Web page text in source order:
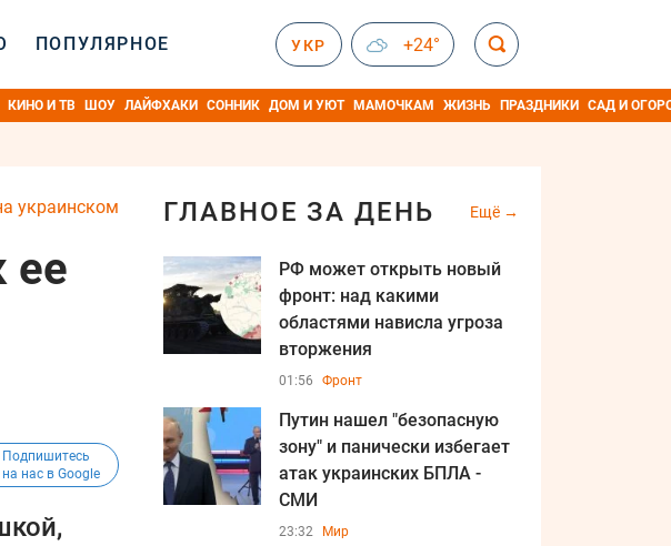
ПОПУЛЯРНОЕ УКР +24°
КИНО И ТВ ШОУ ЛАЙФХАКИ СОННИК ДОМ И УЮТ МАМОЧКАМ ЖИЗНЬ ПРАЗДНИКИ САД И
украинском
ее
Подпишитесь
на нас в Google
ГЛАВНОЕ ЗА ДЕНЬ Ещё
РФ может открыть новый
фронт: над какими
областями нависла угроза
вторжения
01:56 Фронт
Путин нашел "безопасную
зону" и панически избегает
атак украинских БПЛА -
СМИ
23:32 Мир